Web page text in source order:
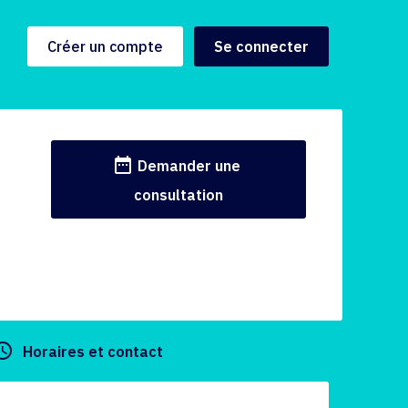
Créer un compte Se connecter
date_range Demander une
consultation
Horaires et contact